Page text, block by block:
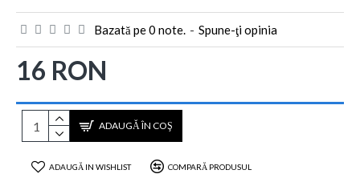
Bazată pe 0 note. - Spune-ţi opinia
16 RON
ADAUGĂ ÎN COŞ
ADAUGĂ IN WISHLIST COMPARĂ PRODUSUL